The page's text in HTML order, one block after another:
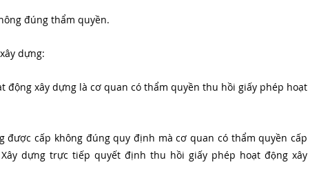
đúng thẩm quyền.
dựng:
động xây dựng là cơ quan có thẩm quyền thu hồi giấy phép hoạt
được cấp không đúng quy định mà cơ quan có thẩm quyền cấp
dựng trực tiếp quyết định thu hồi giấy phép hoạt động xây